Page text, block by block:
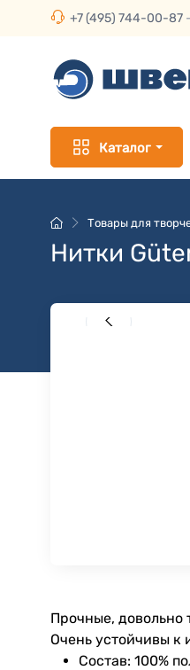
+7 (495) 744-00-87
Каталог
Товары для
Нитки
Прочные, довольно
Очень устойчивы к
Состав: 100%